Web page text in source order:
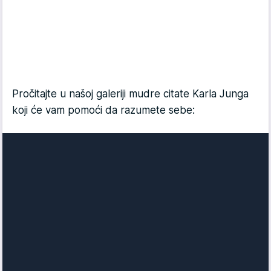
Pročitajte u našoj galeriji mudre citate Karla Junga
koji će vam pomoći da razumete sebe: